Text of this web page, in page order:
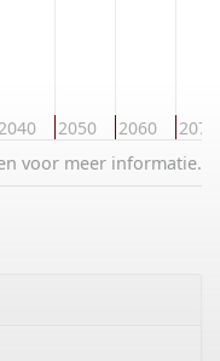
2050 2060 2070
voor meer informatie.